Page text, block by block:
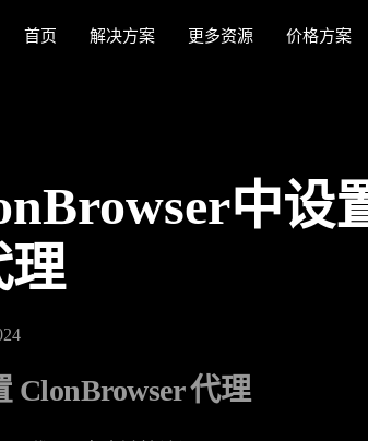
首页 解决方案 更多资源 价格方案
中设
理
ClonBrowser 代理